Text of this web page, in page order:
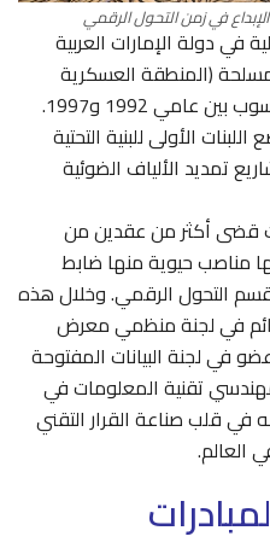
في زمن التحول الرقمي
في دولة الإمارات العربية
(المنطقة العسكرية
الوسطى) كمهندس لشبكات الحاسوب بين عامي 1992 و1997.
الأولى للبنية التحتية
تمديد الألياف الضوئية
قضى أكثر من عقدين من
شغل خلالها مناصب حيوية منها ضابط
التحول الرقمي. وخلال هذه
دائم في لجنة منظمي معرض
في لجنة البيانات المفتوحة
تقنية المعلومات في
قلب صناعة القرار التقني
العالم.